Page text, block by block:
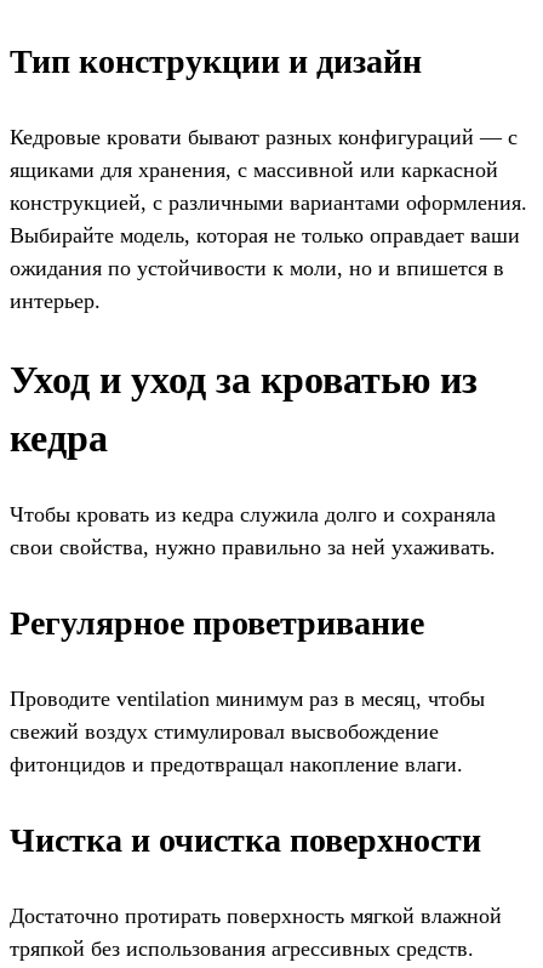
Тип конструкции и дизайн
Кедровые кровати бывают разных конфигураций — с
ящиками для хранения, с массивной или каркасной
конструкцией, с различными вариантами оформления.
Выбирайте модель, которая не только оправдает ваши
ожидания по устойчивости к моли, но и впишется в
интерьер.
Уход и уход за кроватью из
кедра
Чтобы кровать из кедра служила долго и сохраняла
свои свойства, нужно правильно за ней ухаживать.
Регулярное проветривание
Проводите ventilation минимум раз в месяц, чтобы
свежий воздух стимулировал высвобождение
фитонцидов и предотвращал накопление влаги.
Чистка и очистка поверхности
Достаточно протирать поверхность мягкой влажной
тряпкой без использования агрессивных средств.